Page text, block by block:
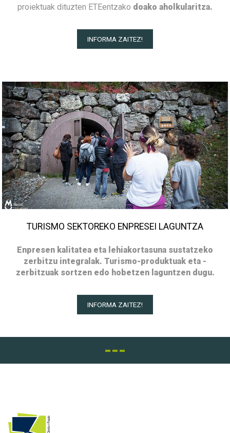
proiektuak dituzten ETEentzako doako aholkularitza.
INFORMA ZAITEZ!
TURISMO SEKTOREKO ENPRESEI LAGUNTZA
Enpresen kalitatea eta lehiakortasuna sustatzeko
zerbitzu integralak. Turismo-produktuak eta -
zerbitzuak sortzen edo hobetzen laguntzen dugu.
INFORMA ZAITEZ!
---